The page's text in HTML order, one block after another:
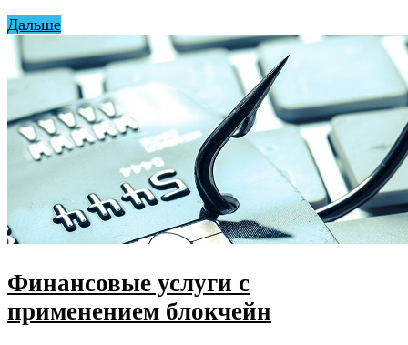
Дальше
Финансовые услуги с
применением блокчейн